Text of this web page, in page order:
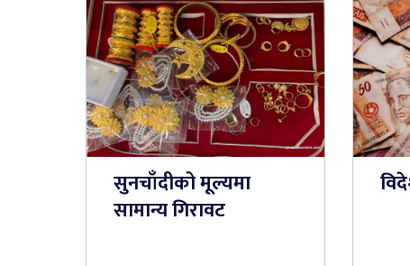
सुनचाँदीको मूल्यमा
सामान्य गिरावट